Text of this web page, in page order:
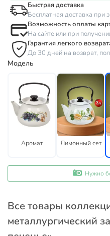
Быстрая доставка
Бесплатная доставка при
Возможность оплаты
На сайте или при
Гарантия легкого
До 30 дней на возврат,
Модель
Аромат Лимонный сет
Нужно
Все товары
металлургический